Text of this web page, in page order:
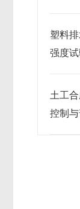
塑料
强度
土工
控制